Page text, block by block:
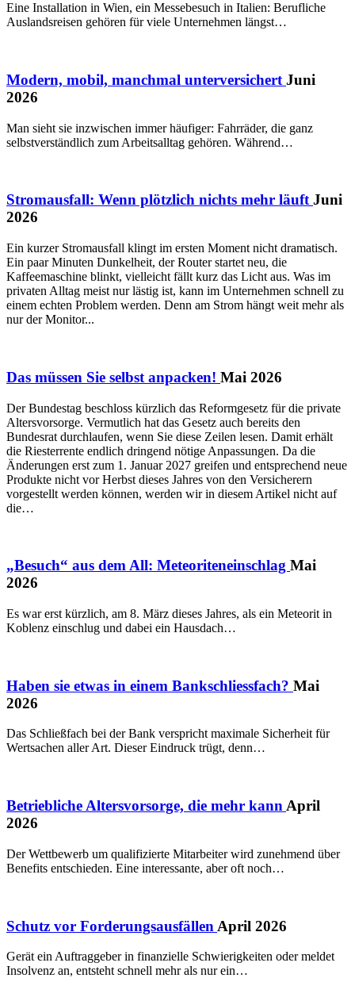
Eine Installation in Wien, ein Messebesuch in Italien: Berufliche
Auslandsreisen gehören für viele Unternehmen längst…
Modern, mobil, manchmal unterversichert Juni
2026
Man sieht sie inzwischen immer häufiger: Fahrräder, die ganz
selbstverständlich zum Arbeitsalltag gehören. Während…
Stromausfall: Wenn plötzlich nichts mehr läuftJuni
2026
Ein kurzer Stromausfall klingt im ersten Moment nicht dramatisch.
Ein paar Minuten Dunkelheit, der Router startet neu, die
Kaffeemaschine blinkt, vielleicht fällt kurz das Licht aus. Was im
privaten Alltag meist nur lästig ist, kann im Unternehmen schnell zu
einem echten Problem werden. Denn am Strom hängt weit mehr als
nur der Monitor...
Das müssen Sie selbst anpacken! Mai 2026
Der Bundestag beschloss kürzlich das Reformgesetz für die private
Altersvorsorge. Vermutlich hat das Gesetz auch bereits den
Bundesrat durchlaufen, wenn Sie diese Zeilen lesen. Damit erhält
die Riesterrente endlich dringend nötige Anpassungen. Da die
Änderungen erst zum 1. Januar 2027 greifen und entsprechend neue
Produkte nicht vor Herbst dieses Jahres von den Versicherern
vorgestellt werden können, werden wir in diesem Artikel nicht auf
die…
„Besuch“ aus dem All: Meteoriteneinschlag Mai
2026
Es war erst kürzlich, am 8. März dieses Jahres, als ein Meteorit in
Koblenz einschlug und dabei ein Hausdach…
Haben sie etwas in einem Bankschliessfach? Mai
2026
Das Schließfach bei der Bank verspricht maximale Sicherheit für
Wertsachen aller Art. Dieser Eindruck trügt, denn…
Betriebliche Altersvorsorge, die mehr kann April
2026
Der Wettbewerb um qualifizierte Mitarbeiter wird zunehmend über
Benefits entschieden. Eine interessante, aber oft noch…
Schutz vor Forderungsausfällen April 2026
Gerät ein Auftraggeber in finanzielle Schwierigkeiten oder meldet
Insolvenz an, entsteht schnell mehr als nur ein…